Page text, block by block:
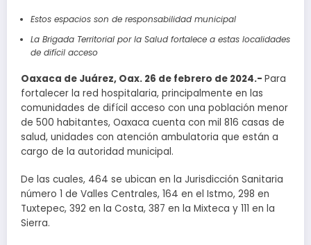
Estos espacios son de responsabilidad municipal
La Brigada Territorial por la Salud fortalece a estas localidades
de difícil acceso
Oaxaca de Juárez, Oax. 26 de febrero de 2024.- Para
fortalecer la red hospitalaria, principalmente en las
comunidades de difícil acceso con una población menor
de 500 habitantes, Oaxaca cuenta con mil 816 casas de
salud, unidades con atención ambulatoria que están a
cargo de la autoridad municipal.
De las cuales, 464 se ubican en la Jurisdicción Sanitaria
número 1 de Valles Centrales, 164 en el Istmo, 298 en
Tuxtepec, 392 en la Costa, 387 en la Mixteca y 111 en la
Sierra.